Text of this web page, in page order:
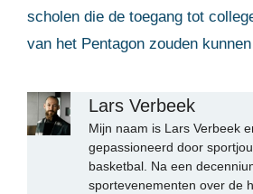
scholen die de toegang tot
van het Pentagon zouden
Lars Verbeek
Mijn naam is Lars Verbeek
gepassioneerd door
basketbal. Na een
sportevenementen over de